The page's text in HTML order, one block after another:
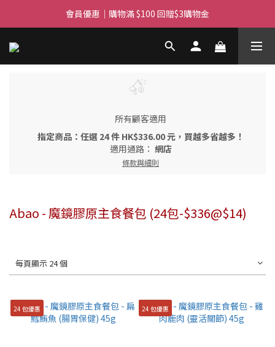
滿$450免費送貨上門 I 滿$350免運 順豐自取
會員優惠｜購物滿 $100 回贈$3購物金
滿$450免費送貨上門 I 滿$350免運 順豐自取
所有顧客適用
指定商品：任選 24 件 HK$336.00 元，買越多省越多！
適用通路： 網店
條款與細則
Abao - 魔鏡膠原主食餐包 (24包-$336@$14)
每頁顯示 24 個
24 包優惠 24 包優惠